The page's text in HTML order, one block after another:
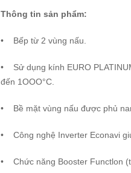
Thông tin sản phẩm:
• Bếp từ 2 vùng nấu.
• Sử dụng kính EURO
đến 1OOO°C.
• Bề mặt vùng nấu được phủ
• Công nghệ Inverter Econavi
• Chức năng Booster Functlon